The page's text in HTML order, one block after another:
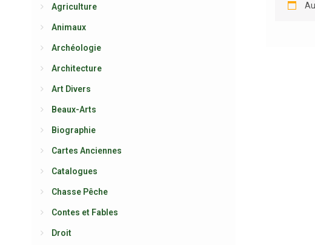
Agriculture
Animaux
Archéologie
Architecture
Art Divers
Beaux-Arts
Biographie
Cartes Anciennes
Catalogues
Chasse Pêche
Contes et Fables
Droit